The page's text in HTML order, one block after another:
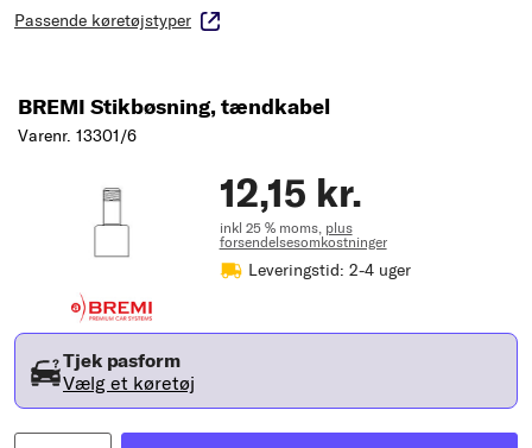
Passende køretøjstyper
BREMI Stikbøsning, tændkabel
Varenr. 13301/6
12,15 kr.
inkl 25 % moms, plus
forsendelsesomkostninger
Leveringstid: 2-4 uger
Tjek pasform
Vælg et køretøj